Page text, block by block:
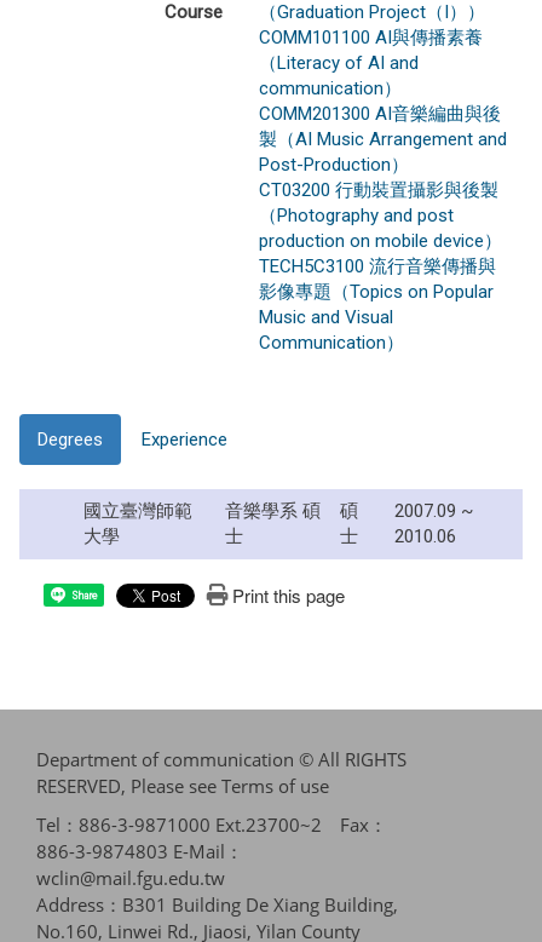
Course
（Graduation Project（I））
COMM101100 AI與傳播素養
（Literacy of AI and
communication）
COMM201300 AI音樂編曲與後
製（AI Music Arrangement and
Post-Production）
CT03200 行動裝置攝影與後製
（Photography and post
production on mobile device）
TECH5C3100 流行音樂傳播與
影像專題（Topics on Popular
Music and Visual
Communication）
Degrees Experience
國立臺灣師範
大學
音樂學系 碩
士
碩
士
2007.09 ~
2010.06
Share Print this page
Department of communication © All RIGHTS
RESERVED, Please see Terms of use
Tel：886-3-9871000 Ext.23700~2 Fax：
886-3-9874803 E-Mail：
wclin@mail.fgu.edu.tw
Address：B301 Building De Xiang Building,
No.160, Linwei Rd., Jiaosi, Yilan County